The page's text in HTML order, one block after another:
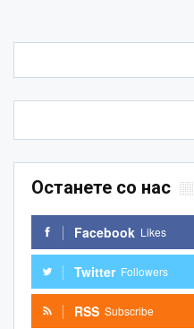
Останете со нас
Facebook Likes
Twitter Followers
RSS Subscribe